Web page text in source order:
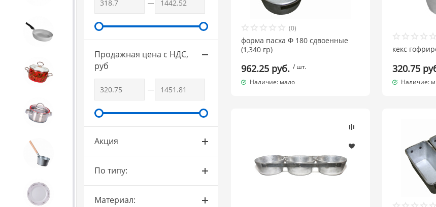
3. Посуда и хозтовары из
АЛЮМИНИЯ
4. ЭМАЛИРОВАННАЯ посуда и
хозтовары
5. Посуда из НЕРЖАВЕЮЩЕЙ
6. Хозтовары из
ОЦИНКОВАННОЙ стали
7. Посуда из ФАРФОРА и
КЕРАМИКИ
Продажная цена с НДС,
руб
Акция
По типу:
Материал:
(0)
форма пасха Ф 180 сдвоенные
(1,340 гр)
962.25 руб. / шт.
Наличие: мало
кекс
320.75
Наличие: